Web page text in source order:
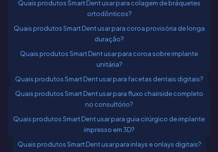
Quais produtos Smart Dent usar para colagem de bráquetes
ortodônticos?
Quais produtos Smart Dent usar para coroa provisória de longa
duração?
Quais produtos Smart Dent usar para coroa sobre implante
unitária?
Quais produtos Smart Dent usar para facetas dentais digitais?
Quais produtos Smart Dent usar para fluxo chairside completo
no consultório?
Quais produtos Smart Dent usar para guia cirúrgico de implante
impresso em 3D?
Quais produtos Smart Dent usar para inlays e onlays digitais?